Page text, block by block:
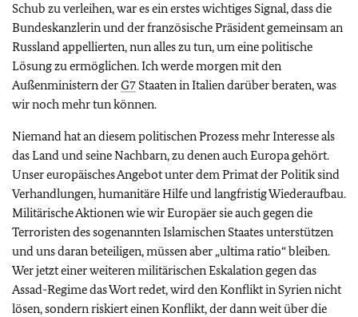
Schub zu verleihen, war es ein erstes wichtiges Signal, dass die
Bundeskanzlerin und der französische Präsident gemeinsam an
Russland appellierten, nun alles zu tun, um eine politische
Lösung zu ermöglichen. Ich werde morgen mit den
Außenministern derG7 Staaten in Italien darüber beraten, was
wir noch mehr tun können.
Niemand hat an diesem politischen Prozess mehr Interesse als
das Land und seine Nachbarn, zu denen auch Europa gehört.
Unser europäisches Angebot unter dem Primat der Politik sind
Verhandlungen, humanitäre Hilfe und langfristig Wiederaufbau.
Militärische Aktionen wie wir Europäer sie auch gegen die
Terroristen des sogenannten Islamischen Staates unterstützen
und uns daran beteiligen, müssen aber „ultima ratio“ bleiben.
Wer jetzt einer weiteren militärischen Eskalation gegen das
Assad-Regime das Wort redet, wird den Konflikt in Syrien nicht
lösen, sondern riskiert einen Konflikt, der dann weit über die